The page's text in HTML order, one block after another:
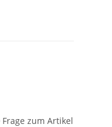
Frage zum Artikel